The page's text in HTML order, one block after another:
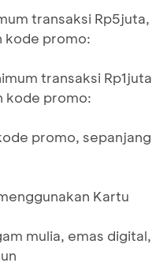
transaksi Rp5juta,
kode promo:
transaksi
kode promo:
promo, sepanjang
Kartu
mulia, emas digital,